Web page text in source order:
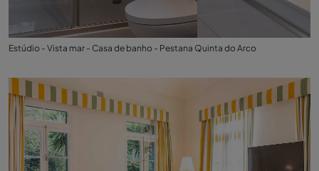
Estúdio - Vista mar - Casa de banho - Pestana Quinta do Arco